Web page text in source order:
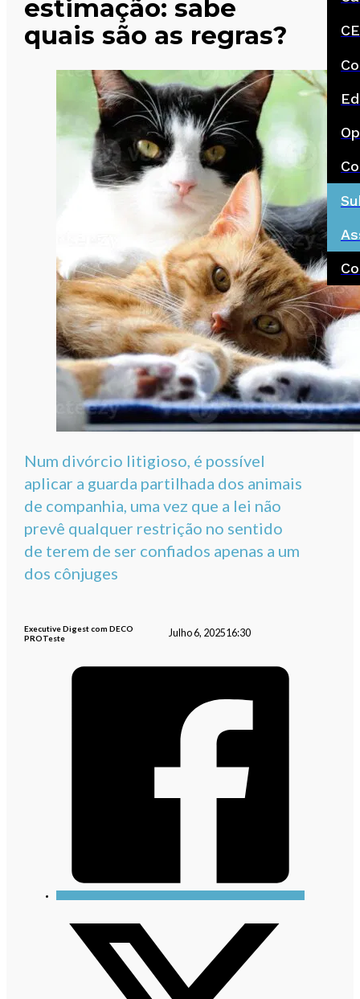
estimação: sabe
quais são as regras?
Num divórcio litigioso, é possível
aplicar a guarda partilhada dos animais
de companhia, uma vez que a lei não
prevê qualquer restrição no sentido
de terem de ser confiados apenas a um
dos cônjuges
Executive Digest com DECO
PROTeste
Julho 6, 202516:30